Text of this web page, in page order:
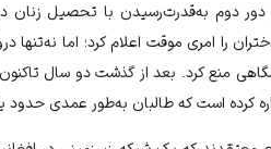
را امری موقت اعلام کرد؛ اما نه‌‌تنها
منع کرد. بعد از گذشت دو سال
کرده است که طالبان به‌طور عمدی